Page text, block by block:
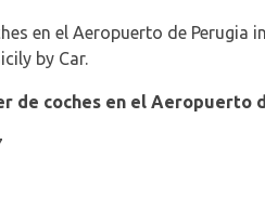
en el Aeropuerto de
by Car.
de coches en el Aeropuerto